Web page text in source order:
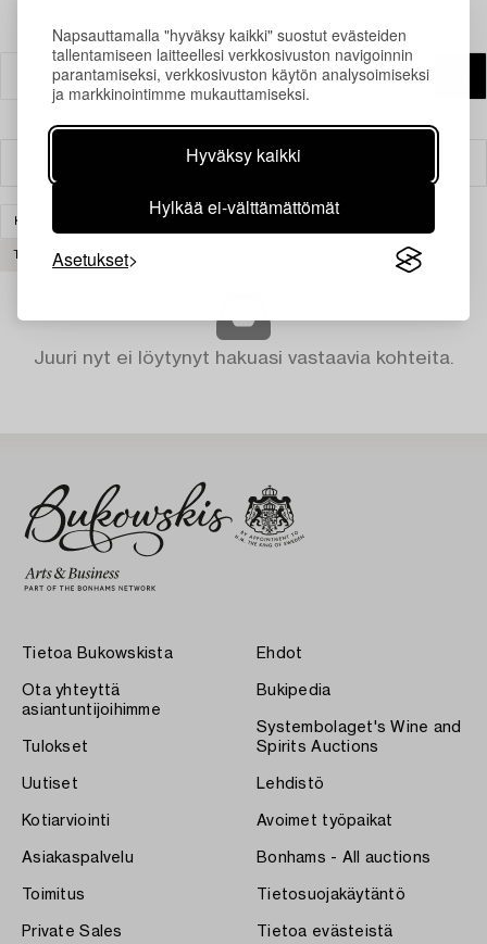
Napsauttamalla "hyväksy kaikki" suostut evästeiden
tallentamiseen laitteellesi verkkosivuston navigoinnin
parantamiseksi, verkkosivuston käytön analysoimiseksi
ja markkinointimme mukauttamiseksi.
Hyväksy kaikki
Hylkää ei-välttämättömät
Asetukset
Suodatin
KALUSTEET HYLLYT & KIRJAHYLLYT
TYHJENNÄ KAIKKI
Juuri nyt ei löytynyt hakuasi vastaavia kohteita.
Tietoa Bukowskista
Ota yhteyttä
asiantuntijoihimme
Tulokset
Uutiset
Kotiarviointi
Asiakaspalvelu
Toimitus
Private Sales
Ehdot
Bukipedia
Systembolaget's Wine and
Spirits Auctions
Lehdistö
Avoimet työpaikat
Bonhams - All auctions
Tietosuojakäytäntö
Tietoa evästeistä